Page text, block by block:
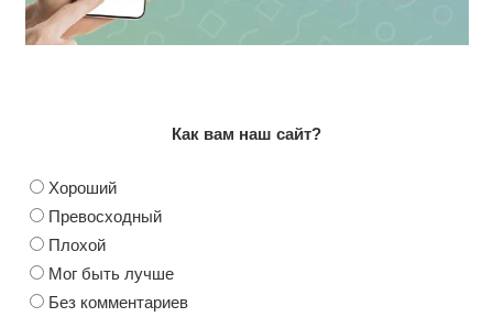
Как вам наш сайт?
Хороший
Превосходный
Плохой
Мог быть лучше
Без комментариев